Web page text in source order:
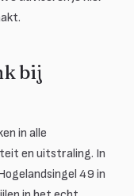
bij
in alle
en uitstraling. In
49 in